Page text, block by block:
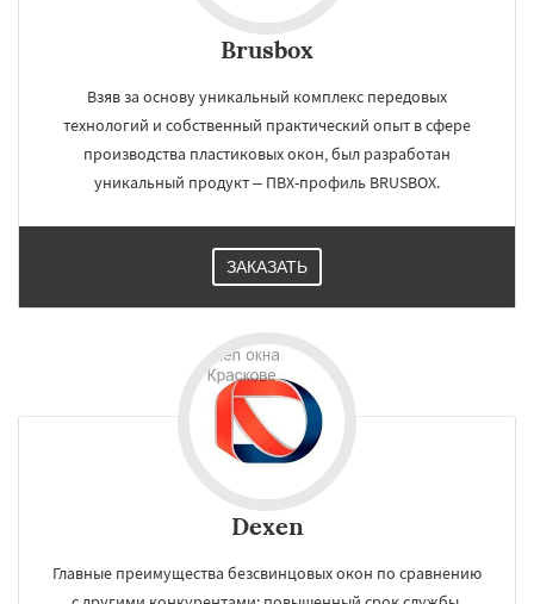
Brusbox
Взяв за основу уникальный комплекс передовых
технологий и собственный практический опыт в сфере
производства пластиковых окон, был разработан
уникальный продукт – ПВХ-профиль BRUSBOX.
ЗАКАЗАТЬ
Dexen
Главные преимущества безсвинцовых окон по сравнению